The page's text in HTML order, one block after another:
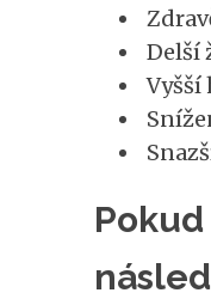
Delší
Vyšší